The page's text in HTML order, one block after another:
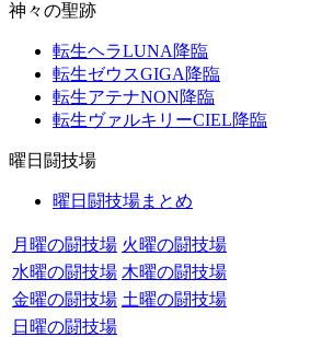
神々の聖跡
転生ヘラLUNA降臨
転生ゼウスGIGA降臨
転生アテナNON降臨
転生ヴァルキリーCIEL降臨
曜日闘技場
曜日闘技場まとめ
月曜の闘技場 火曜の闘技場
水曜の闘技場 木曜の闘技場
金曜の闘技場 土曜の闘技場
日曜の闘技場